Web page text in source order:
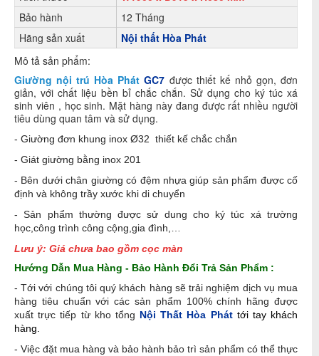
Bảo hành
12 Tháng
Hãng sản xuất
Nội thất Hòa Phát
Mô tả sản phẩm:
Giường nội trú Hòa Phát GC7 được thiết kế nhỏ gọn, đơn
giản, với chất liệu bền bỉ chắc chắn. Sử dụng cho ký túc xá
sinh viên , học sinh. Mặt hàng này đang được rất nhiều người
tiêu dùng quan tâm và sử dụng.
- Giường đơn khung inox Ø32 thiết kế chắc chắn
- Giát giường bằng inox 201
- Bên dưới chân giường có đệm nhựa giúp sản phẩm được cố
định và không trầy xước khi di chuyển
- Sản phẩm thường được sử dung cho ký túc xá trường
học,công trình công cộng,gia đình,…
Lưu ý: Giá chưa bao gồm cọc màn
Hướng Dẫn Mua Hàng - Bảo Hành Đổi Trả Sản Phẩm :
- Tới với chúng tôi quý khách hàng sẽ trải nghiệm dịch vụ mua
hàng tiêu chuẩn với các sản phẩm 100% chính hãng được
xuất trực tiếp từ kho tổng Nội Thất Hòa Phát tới tay khách
hàng.
- Việc đặt mua hàng và bảo hành bảo trì sản phẩm có thể thực